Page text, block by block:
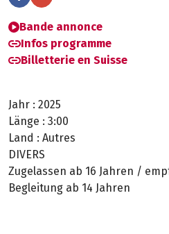
Bande annonce
Infos programme
Billetterie en Suisse
Jahr : 2025
Länge : 3:00
Land : Autres
DIVERS
Zugelassen ab 16 Jahren /
Begleitung ab 14 Jahren